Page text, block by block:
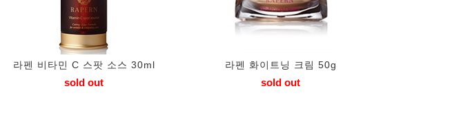
라펜 비타민 C 스팟 소스 30ml
sold out
라펜 화이트닝 크림 50g
sold out